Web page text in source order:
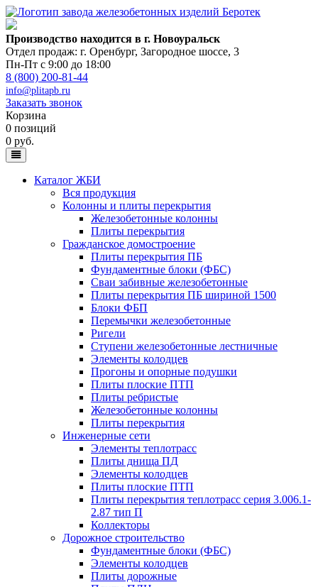
Производство находится в г. Новоуральск
Отдел продаж: г. Оренбург, Загородное шоссе, 3
Пн-Пт с 9:00 до 18:00
8 (800) 200-81-44
info@plitapb.ru
Заказать звонок
Корзина
0 позиций
0 руб.
Каталог ЖБИ
Вся продукция
Колонны и плиты перекрытия
Железобетонные колонны
Плиты перекрытия
Гражданское домостроение
Плиты перекрытия ПБ
Фундаментные блоки (ФБС)
Сваи забивные железобетонные
Плиты перекрытия ПБ шириной 1500
Блоки ФБП
Перемычки железобетонные
Ригели
Ступени железобетонные лестничные
Элементы колодцев
Прогоны и опорные подушки
Плиты плоские ПТП
Плиты ребристые
Железобетонные колонны
Плиты перекрытия
Инженерные сети
Элементы теплотрасс
Плиты днища ПД
Элементы колодцев
Плиты плоские ПТП
Плиты перекрытия теплотрасс серия 3.006.1-
2.87 тип П
Коллекторы
Дорожное строительство
Фундаментные блоки (ФБС)
Элементы колодцев
Плиты дорожные